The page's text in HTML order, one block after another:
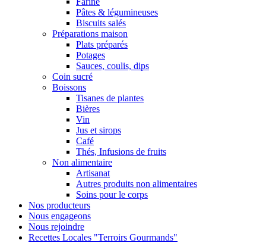
Pâtes & légumineuses
Biscuits salés
Préparations maison
Plats préparés
Potages
Sauces, coulis, dips
Coin sucré
Boissons
Tisanes de plantes
Bières
Vin
Jus et sirops
Café
Thés, Infusions de fruits
Non alimentaire
Artisanat
Autres produits non alimentaires
Soins pour le corps
Nos producteurs
Nous engageons
Nous rejoindre
Recettes Locales "Terroirs Gourmands"